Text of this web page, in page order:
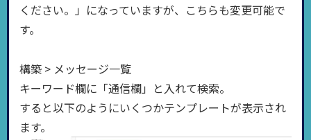
ください。」になっていますが、こちらも変更可能で
す。
構築 > メッセージ一覧
キーワード欄に「通信欄」と入れて検索。
すると以下のようにいくつかテンプレートが表示され
ます。